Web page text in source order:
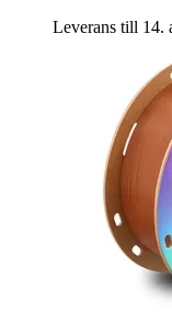
Leverans till 14.